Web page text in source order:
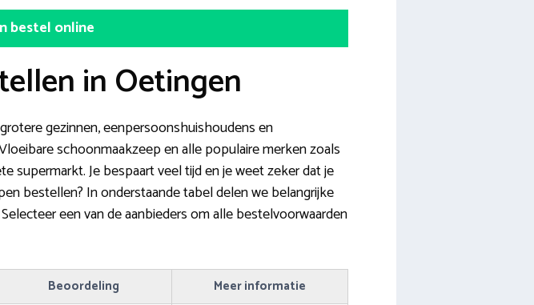
bestel online
in Oetingen
gezinnen, eenpersoonshuishoudens en
schoonmaakzeep en alle populaire merken zoals
supermarkt. Je bespaart veel tijd en je weet zeker dat je
bestellen? In onderstaande tabel delen we belangrijke
een van de aanbieders om alle bestelvoorwaarden
Beoordeling Meer informatie